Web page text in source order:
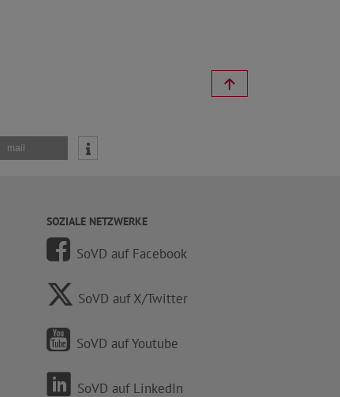
mail
SOZIALE NETZWERKE
SoVD auf Facebook
SoVD auf X/Twitter
SoVD auf Youtube
SoVD auf LinkedIn